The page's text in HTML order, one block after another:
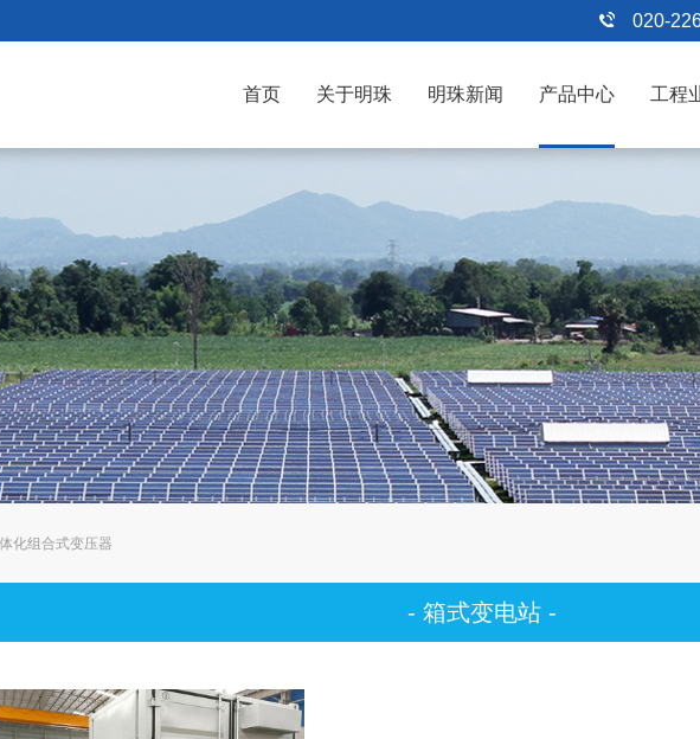
020-
首页 关于明珠 明珠新闻 产品中心 工程
化组合式变压器
- 箱式变电站 -